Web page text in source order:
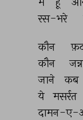
रस-भरे
कौन
कौन
जाने
कब
ये
मसर्रत
दामन-ए-